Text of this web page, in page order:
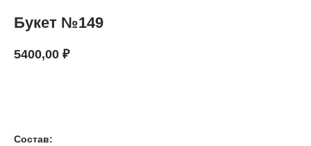
Букет №149
5400,00 ₽
Состав: